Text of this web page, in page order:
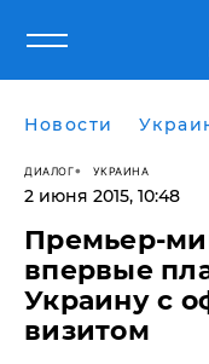
Новости
ДИАЛОГ УКРАИНА
2 июня 2015, 10:48
Премьер-
впервые
Украину с
визитом